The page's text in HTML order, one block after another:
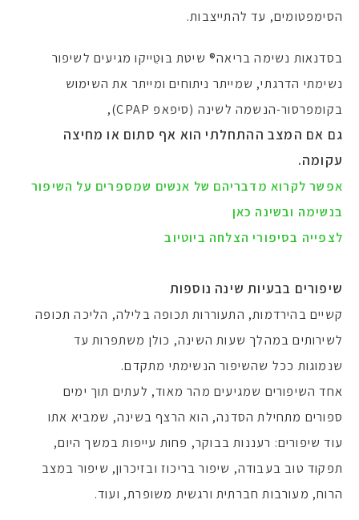
הסימפטומים, עד להתייצבות.
בסדנאות נשימה בריאה® שיטת בּוּטֵייקו מגיעים לשיפור
נשימתי הדרגתי, שמייתר ניתוחים ומייתר את השימוש
בקומפרסור-הנשמה לשינה (סיפאפ CPAP),
גם אם המצב ההתחלתי הוא אף סתום או מחיצה
עקומה.
אפשר לקרוא מדבריהם של אנשים שמספרים על השיפור
בנשימה ובשינה כאן
לצפייה בסיפורי הצלחה ביוטיוב
שיפורים בבעיות שינה נוספות
קשיים בהירדמות, התעוררות תכופה בלילה, הליכה תכופה
לשירותים במהלך שעות השינה, כולן משתפרות עד
שנמוגות ככל שהשיפור הנשימתי מתקדם.
אחד השיפורים שמגיעים מהר מאוד, לעתים תוך ימים
ספורים מתחילת הסדנה, הוא הרצף בשינה, שמביא אתו
עוד שיפורים: רעננות בבוקר, פחות עייפות במשך היום,
תפקוד טוב בעבודה, שיפור בריכוז ובזיכרון, שיפור במצב
הרוח, מעורבות חברתית ורגשית משופרת, ועוד.